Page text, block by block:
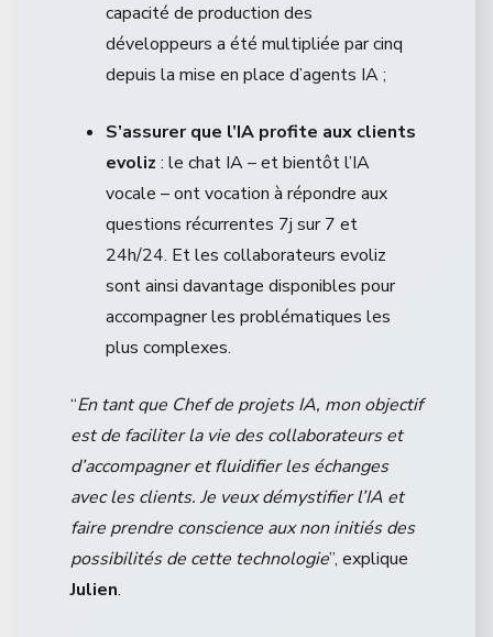
capacité de production des
développeurs a été multipliée par cinq
depuis la mise en place d’agents IA ;
S’assurer que l’IA profite aux clients
evoliz : le chat IA – et bientôt l’IA
vocale – ont vocation à répondre aux
questions récurrentes 7j sur 7 et
24h/24. Et les collaborateurs evoliz
sont ainsi davantage disponibles pour
accompagner les problématiques les
plus complexes.
“En tant que Chef de projets IA, mon objectif
est de faciliter la vie des collaborateurs et
d’accompagner et fluidifier les échanges
avec les clients. Je veux démystifier l’IA et
faire prendre conscience aux non initiés des
possibilités de cette technologie”, explique
Julien.